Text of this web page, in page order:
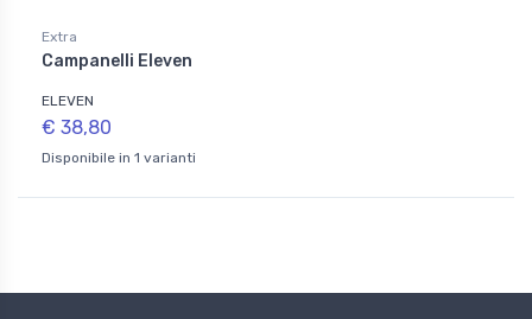
Extra
Campanelli Eleven
ELEVEN
€ 38,80
Disponibile in 1 varianti